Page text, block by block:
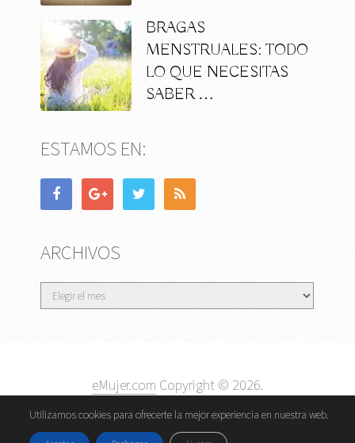
BRAGAS
MENSTRUALES: TODO
LO QUE NECESITAS
SABER …
ESTAMOS EN:
ARCHIVOS
Archivos
eMujer.com Copyright © 2026.
Contactar
|| Datos Legales y Privacidad
Política de
Cookies
Utilizamos cookies para ofrecerte la mejor experiencia en nuestra web.